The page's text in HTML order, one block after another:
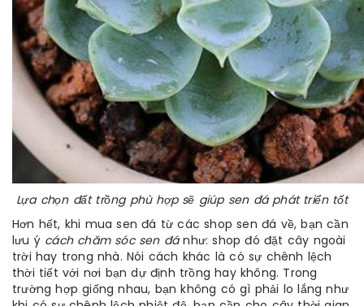
Lựa chọn đất trồng phù hợp sẽ giúp sen đá phát triển tốt
Hơn hết, khi mua sen đá từ các shop sen đá về, bạn cần
lưu ý cách chăm sóc sen đánhư: shop đó đặt cây ngoài
trời hay trong nhà. Nói cách khác là có sự chênh lệch
thời tiết với nơi bạn dự định trồng hay không. Trong
trường hợp giống nhau, bạn không có gì phải lo lắng như